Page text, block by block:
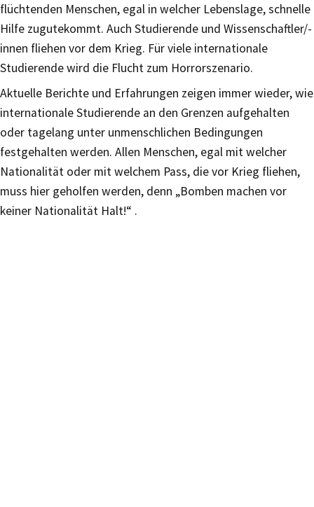
flüchtenden Menschen, egal in welcher Lebenslage, schnelle
Hilfe zugutekommt. Auch Studierende und Wissenschaftler/-
innen fliehen vor dem Krieg. Für viele internationale
Studierende wird die Flucht zum Horrorszenario.
Aktuelle Berichte und Erfahrungen zeigen immer wieder, wie
internationale Studierende an den Grenzen aufgehalten
oder tagelang unter unmenschlichen Bedingungen
festgehalten werden. Allen Menschen, egal mit welcher
Nationalität oder mit welchem Pass, die vor Krieg fliehen,
muss hier geholfen werden, denn „Bomben machen vor
keiner Nationalität Halt!“ .